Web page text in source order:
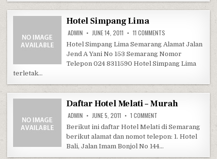
Hotel Simpang Lima
ADMIN JUNE 14, 2011 11 COMMENTS
Hotel Simpang Lima Semarang Alamat Jalan
Jend A Yani No 153 Semarang Nomor
Telepon 024 8311590 Hotel Simpang Lima
terletak…
Daftar Hotel Melati – Murah
ADMIN JUNE 5, 2011 1 COMMENT
Berikut ini daftar Hotel Melati di Semarang
berikut alamat dan nomot telepon: 1. Hotel
Bali, Jalan Imam Bonjol No 144…